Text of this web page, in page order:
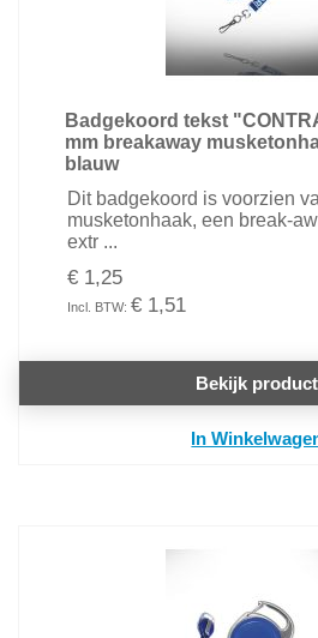
Badgekoord tekst
mm breakaway
blauw
Dit badgekoord is voorzien
musketonhaak, een break-
extr ...
€ 1,25
€ 1,51
Bekijk product
In